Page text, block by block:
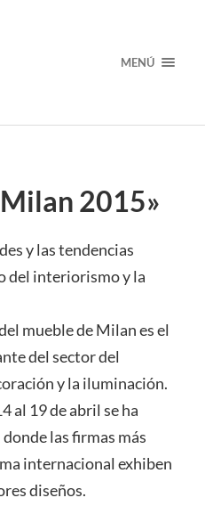
MENÚ
2015»
y las tendencias
del interiorismo y la
mueble de Milan es el
del sector del
y la iluminación.
al 19 de abril se ha
las firmas más
internacional exhiben
diseños.